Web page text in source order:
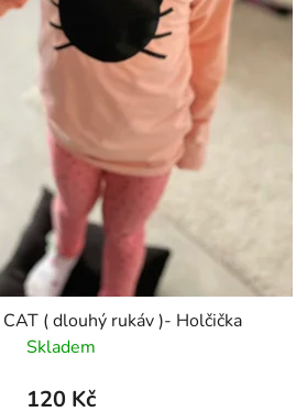
( dlouhý rukáv )- Holčička
Skladem
120 Kč